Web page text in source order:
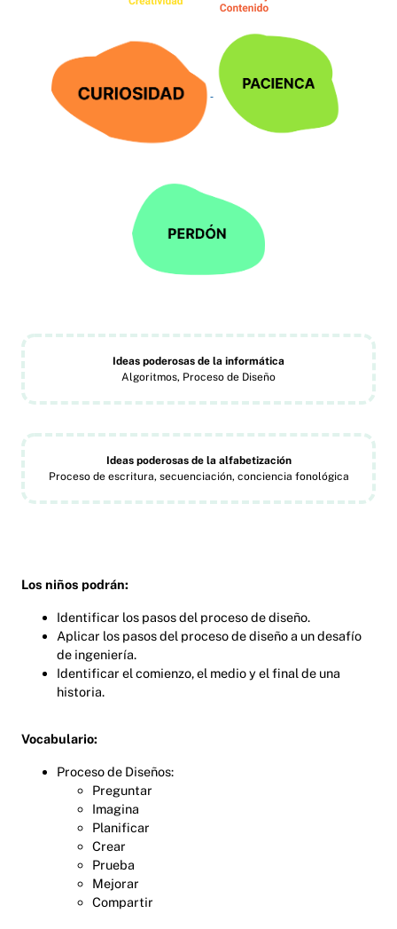
Ideas poderosas de la informática
Algoritmos, Proceso de Diseño
Ideas poderosas de la alfabetización
Proceso de escritura, secuenciación, conciencia fonológica
Los niños podrán:
Identificar los pasos del proceso de diseño.
Aplicar los pasos del proceso de diseño a un desafío
de ingeniería.
Identificar el comienzo, el medio y el final de una
historia.
Vocabulario:
Proceso de Diseños:
Preguntar
Imagina
Planificar
Crear
Prueba
Mejorar
Compartir